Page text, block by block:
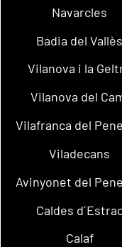
Navarcles
Badia del Vallès
Vilanova i la
Vilanova del
Vilafranca del
Viladecans
Avinyonet del
Caldes
Calaf